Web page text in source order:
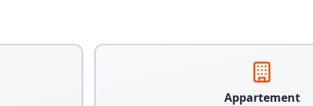
Appartement